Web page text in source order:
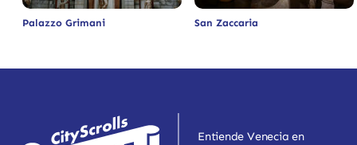
Palazzo Grimani San Zaccaria
Entiende Venecia en